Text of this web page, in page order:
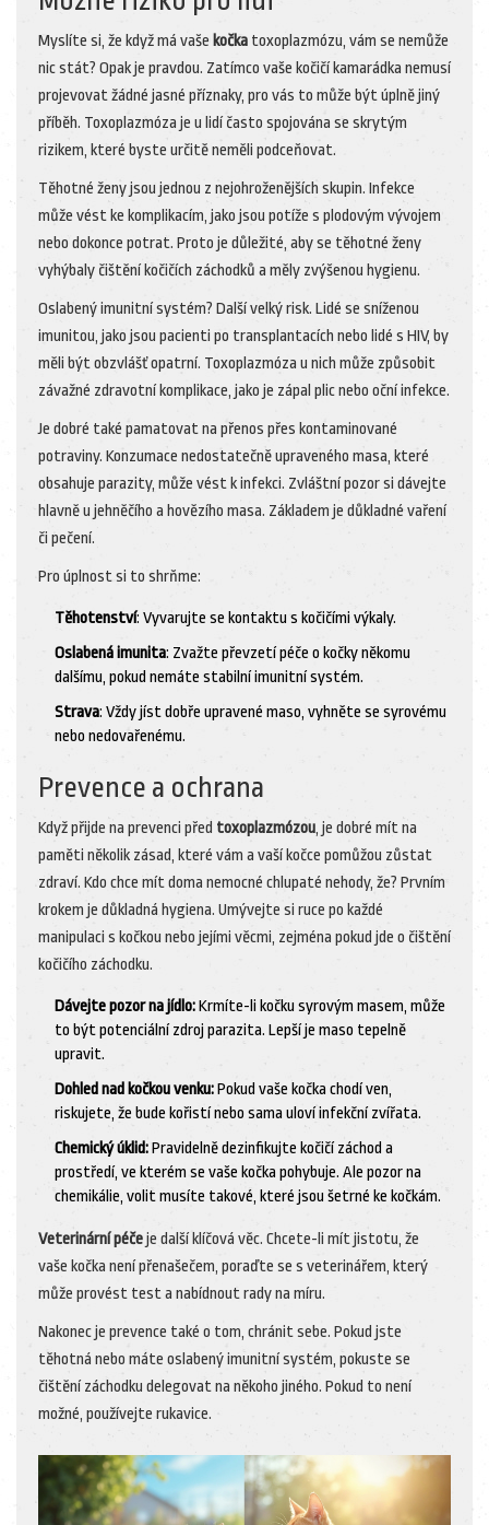
Myslíte si, že když má vaše kočka toxoplazmózu, vám se nemůže
nic stát? Opak je pravdou. Zatímco vaše kočičí kamarádka nemusí
projevovat žádné jasné příznaky, pro vás to může být úplně jiný
příběh. Toxoplazmóza je u lidí často spojována se skrytým
rizikem, které byste určitě neměli podceňovat.
Těhotné ženy jsou jednou z nejohroženějších skupin. Infekce
může vést ke komplikacím, jako jsou potíže s plodovým vývojem
nebo dokonce potrat. Proto je důležité, aby se těhotné ženy
vyhýbaly čištění kočičích záchodků a měly zvýšenou hygienu.
Oslabený imunitní systém? Další velký risk. Lidé se sníženou
imunitou, jako jsou pacienti po transplantacích nebo lidé s HIV, by
měli být obzvlášť opatrní. Toxoplazmóza u nich může způsobit
závažné zdravotní komplikace, jako je zápal plic nebo oční infekce.
Je dobré také pamatovat na přenos přes kontaminované
potraviny. Konzumace nedostatečně upraveného masa, které
obsahuje parazity, může vést k infekci. Zvláštní pozor si dávejte
hlavně u jehněčího a hovězího masa. Základem je důkladné vaření
či pečení.
Pro úplnost si to shrňme:
Těhotenství: Vyvarujte se kontaktu s kočičími výkaly.
Oslabená imunita: Zvažte převzetí péče o kočky někomu
dalšímu, pokud nemáte stabilní imunitní systém.
Strava: Vždy jíst dobře upravené maso, vyhněte se syrovému
nebo nedovařenému.
Prevence a ochrana
Když přijde na prevenci před toxoplazmózou, je dobré mít na
paměti několik zásad, které vám a vaší kočce pomůžou zůstat
zdraví. Kdo chce mít doma nemocné chlupaté nehody, že? Prvním
krokem je důkladná hygiena. Umývejte si ruce po každé
manipulaci s kočkou nebo jejími věcmi, zejména pokud jde o čištění
kočičího záchodku.
Dávejte pozor na jídlo:Krmíte-li kočku syrovým masem, může
to být potenciální zdroj parazita. Lepší je maso tepelně
upravit.
Dohled nad kočkou venku:Pokud vaše kočka chodí ven,
riskujete, že bude kořistí nebo sama uloví infekční zvířata.
Chemický úklid:Pravidelně dezinfikujte kočičí záchod a
prostředí, ve kterém se vaše kočka pohybuje. Ale pozor na
chemikálie, volit musíte takové, které jsou šetrné ke kočkám.
Veterinární péčeje další klíčová věc. Chcete-li mít jistotu, že
vaše kočka není přenašečem, poraďte se s veterinářem, který
může provést test a nabídnout rady na míru.
Nakonec je prevence také o tom, chránit sebe. Pokud jste
těhotná nebo máte oslabený imunitní systém, pokuste se
čištění záchodku delegovat na někoho jiného. Pokud to není
možné, používejte rukavice.